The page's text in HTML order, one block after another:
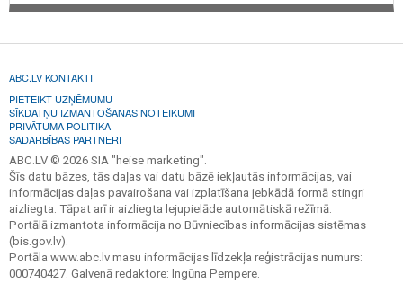
ABC.LV KONTAKTI
PIETEIKT UZŅĒMUMU
SĪKDATŅU IZMANTOŠANAS NOTEIKUMI
PRIVĀTUMA POLITIKA
SADARBĪBAS PARTNERI
ABC.LV © 2026 SIA "heise marketing".
Šīs datu bāzes, tās daļas vai datu bāzē iekļautās informācijas, vai
informācijas daļas pavairošana vai izplatīšana jebkādā formā stingri
aizliegta. Tāpat arī ir aizliegta lejupielāde automātiskā režīmā.
Portālā izmantota informācija no Būvniecības informācijas sistēmas
(bis.gov.lv).
Portāla www.abc.lv masu informācijas līdzekļa reģistrācijas numurs:
000740427. Galvenā redaktore: Ingūna Pempere.